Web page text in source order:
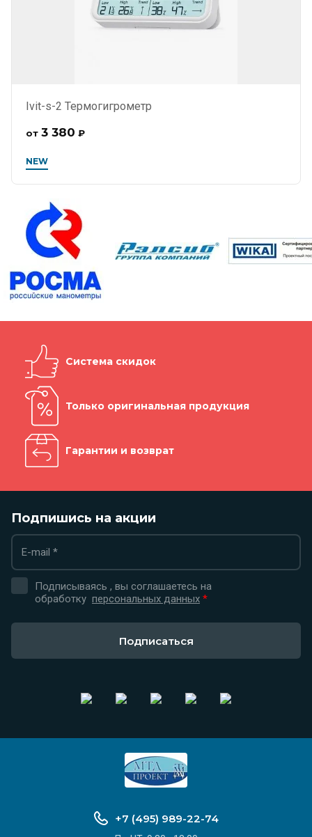
Ivit-s-2 Термогигрометр
NEW
от 3 380 ₽
Система скидок
Только оригинальная продукция
Гарантии и возврат
Подпишись на акции
Подписываясь , вы соглашаетесь на
обработку персональных данных *
Подписаться
+7 (495) 989-22-74